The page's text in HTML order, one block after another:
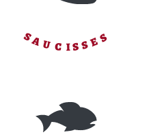
SAU C ISSES